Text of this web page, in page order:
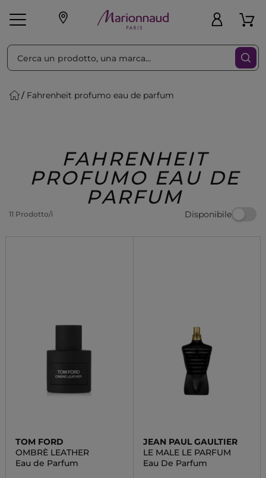
Make-up Profumi
Regalo
Fahrenheit profumo eau de parfum
FAHRENHEIT
PROFUMO EAU DE
PARFUM
11 Prodotto/i Disponibile
Ordina per Filtra
TOM FORD
OMBRÈ LEATHER
Eau de Parfum
JEAN PAUL GAULTIER
LE MALE LE PARFUM
Eau De Parfum